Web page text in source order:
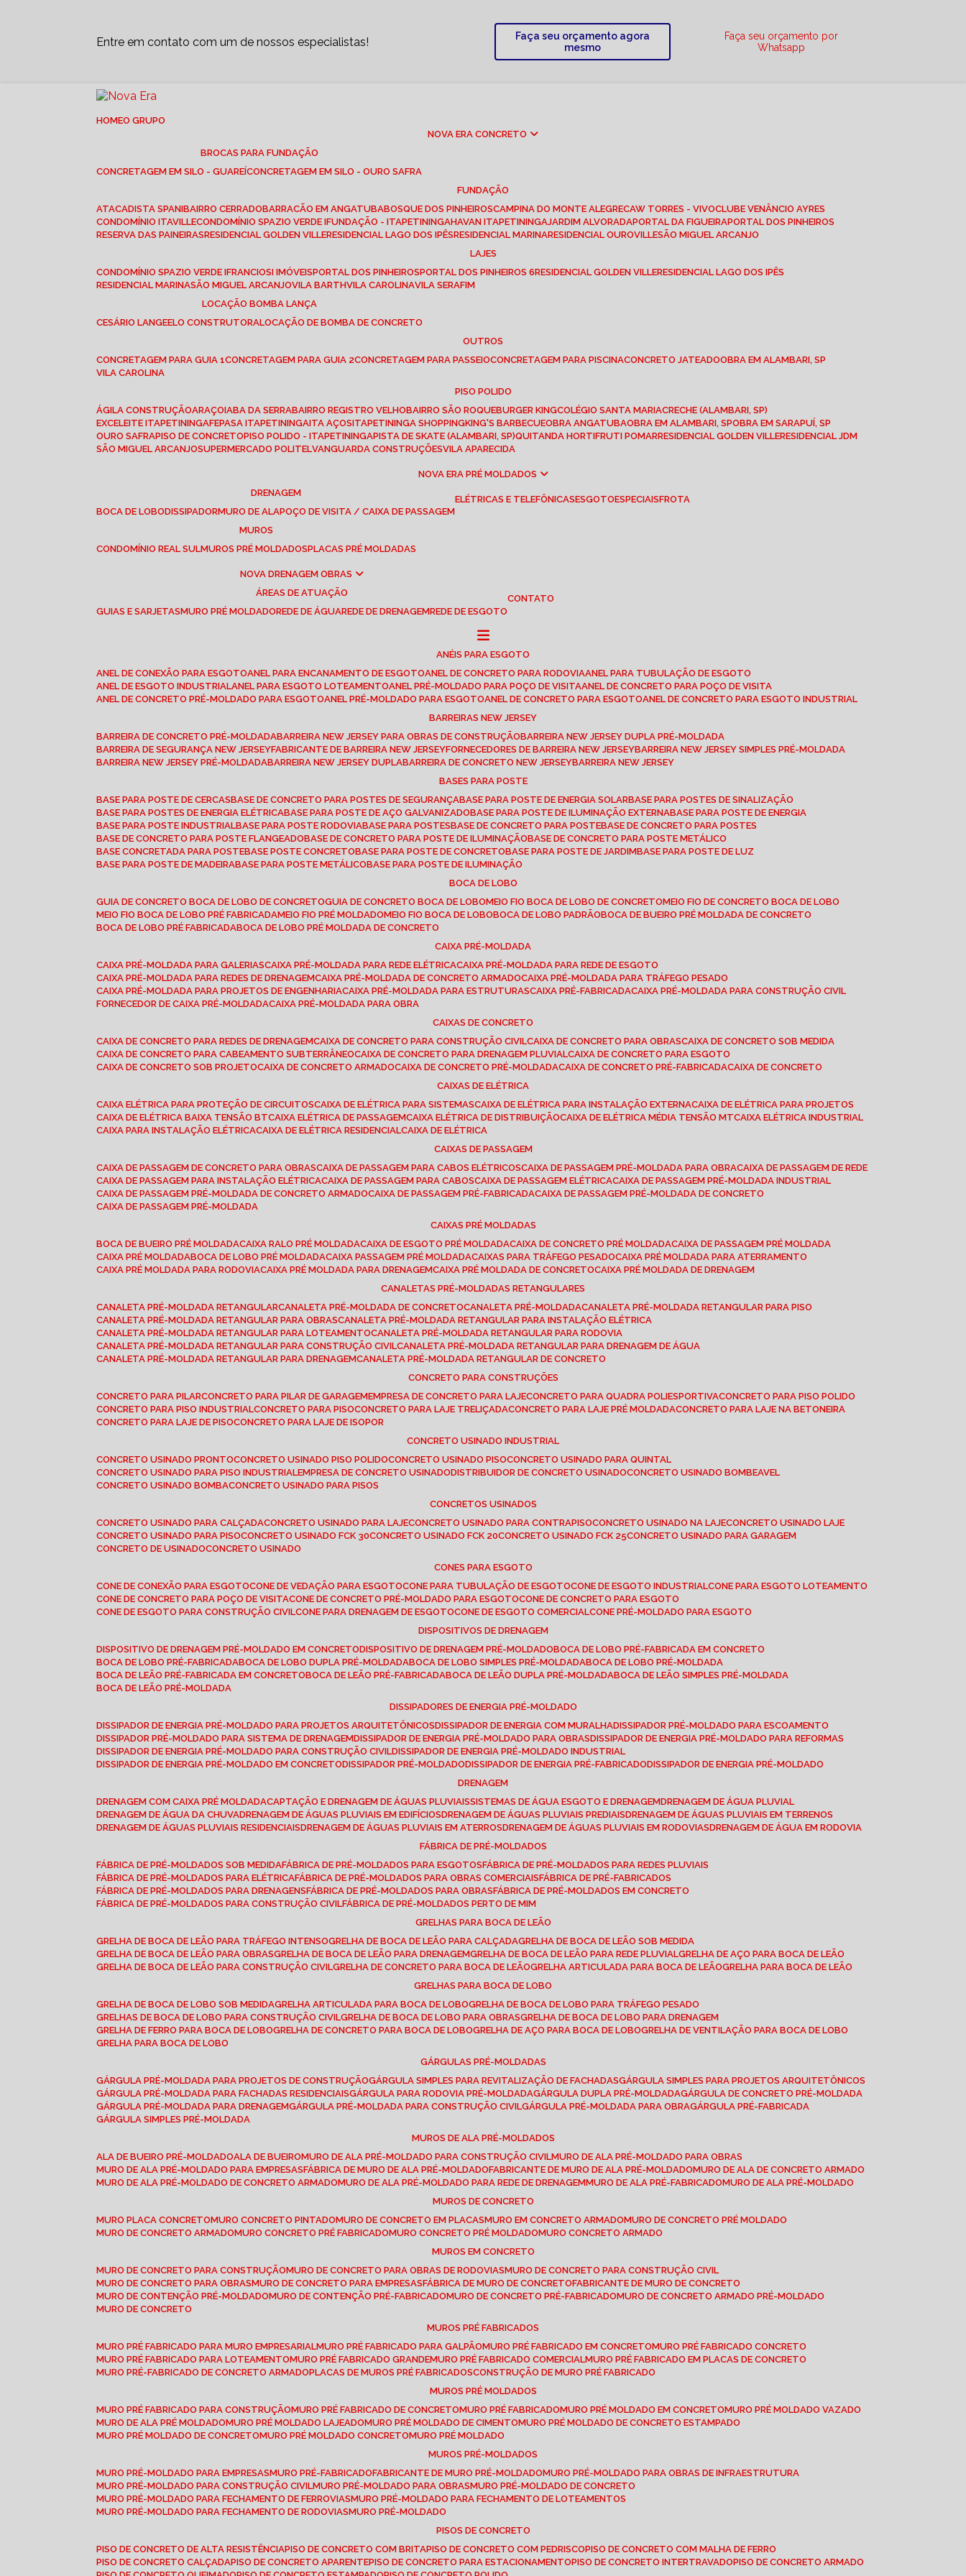
Entre em contato com um de nossos especialistas!
Faça seu orçamento agora
mesmo
Faça seu orçamento por
Whatsapp
HOME
O GRUPO
NOVA ERA CONCRETO
BROCAS PARA FUNDAÇÃO
CONCRETAGEM EM SILO - GUAREÍ CONCRETAGEM EM SILO - OURO SAFRA
FUNDAÇÃO
ATACADISTA SPANI BAIRRO CERRADO BARRACÃO EM ANGATUBA BOSQUE DOS PINHEIROS CAMPINA DO MONTE ALEGRE CAW TORRES - VIVO CLUBE VENÂNCIO AYRES
CONDOMÍNIO ITAVILLE CONDOMÍNIO SPAZIO VERDE I FUNDAÇÃO - ITAPETININGA HAVAN ITAPETININGA JARDIM ALVORADA PORTAL DA FIGUEIRA PORTAL DOS PINHEIROS
RESERVA DAS PAINEIRAS RESIDENCIAL GOLDEN VILLE RESIDENCIAL LAGO DOS IPÊS RESIDENCIAL MARINA RESIDENCIAL OUROVILLE SÃO MIGUEL ARCANJO
LAJES
CONDOMÍNIO SPAZIO VERDE I FRANCIOSI IMÓVEIS PORTAL DOS PINHEIROS PORTAL DOS PINHEIROS 6 RESIDENCIAL GOLDEN VILLE RESIDENCIAL LAGO DOS IPÊS
RESIDENCIAL MARINA SÃO MIGUEL ARCANJO VILA BARTH VILA CAROLINA VILA SERAFIM
LOCAÇÃO BOMBA LANÇA
CESÁRIO LANGE ELO CONSTRUTORA LOCAÇÃO DE BOMBA DE CONCRETO
OUTROS
CONCRETAGEM PARA GUIA 1 CONCRETAGEM PARA GUIA 2 CONCRETAGEM PARA PASSEIO CONCRETAGEM PARA PISCINA CONCRETO JATEADO
OBRA EM ALAMBARI, SP
VILA CAROLINA
PISO POLIDO
ÁGILA CONSTRUÇÃO ARAÇOIABA DA SERRA BAIRRO REGISTRO VELHO BAIRRO SÃO ROQUE BURGER KING COLÉGIO SANTA MARIA CRECHE (ALAMBARI, SP)
EXCELEITE ITAPETININGA FEPASA ITAPETININGA ITA AÇOS ITAPETININGA SHOPPING KING'S BARBECUE OBRA ANGATUBA OBRA EM ALAMBARI, SP
OBRA EM SARAPUÍ, SP
OURO SAFRA PISO DE CONCRETO PISO POLIDO - ITAPETININGA PISTA DE SKATE (ALAMBARI, SP) QUITANDA HORTIFRUTI POMAR RESIDENCIAL GOLDEN VILLE RESIDENCIAL JDM
SÃO MIGUEL ARCANJO SUPERMERCADO POLITEL VANGUARDA CONSTRUÇÕES VILA APARECIDA
NOVA ERA PRÉ MOLDADOS
DRENAGEM
BOCA DE LOBO DISSIPADOR MURO DE ALA POÇO DE VISITA / CAIXA DE PASSAGEM
ELÉTRICAS E TELEFÔNICAS ESGOTO ESPECIAIS FROTA
MUROS
CONDOMÍNIO REAL SUL
MUROS PRÉ MOLDADOS PLACAS PRÉ MOLDADAS
NOVA DRENAGEM OBRAS
ÁREAS DE ATUAÇÃO
GUIAS E SARJETAS
MURO PRÉ MOLDADO REDE DE ÁGUA REDE DE DRENAGEM REDE DE ESGOTO
CONTATO
ANÉIS PARA ESGOTO
ANEL DE CONEXÃO PARA ESGOTO ANEL PARA ENCANAMENTO DE ESGOTO ANEL DE CONCRETO PARA RODOVIA ANEL PARA TUBULAÇÃO DE ESGOTO
ANEL DE ESGOTO INDUSTRIAL ANEL PARA ESGOTO LOTEAMENTO ANEL PRÉ-MOLDADO PARA POÇO DE VISITA ANEL DE CONCRETO PARA POÇO DE VISITA
ANEL DE CONCRETO PRÉ-MOLDADO PARA ESGOTO ANEL PRÉ-MOLDADO PARA ESGOTO ANEL DE CONCRETO PARA ESGOTO ANEL DE CONCRETO PARA ESGOTO INDUSTRIAL
BARREIRAS NEW JERSEY
BARREIRA DE CONCRETO PRÉ-MOLDADA BARREIRA NEW JERSEY PARA OBRAS DE CONSTRUÇÃO BARREIRA NEW JERSEY DUPLA PRÉ-MOLDADA
BARREIRA DE SEGURANÇA NEW JERSEY FABRICANTE DE BARREIRA NEW JERSEY FORNECEDORES DE BARREIRA NEW JERSEY BARREIRA NEW JERSEY SIMPLES PRÉ-MOLDADA
BARREIRA NEW JERSEY PRÉ-MOLDADA BARREIRA NEW JERSEY DUPLA BARREIRA DE CONCRETO NEW JERSEY BARREIRA NEW JERSEY
BASES PARA POSTE
BASE PARA POSTE DE CERCAS BASE DE CONCRETO PARA POSTES DE SEGURANÇA BASE PARA POSTE DE ENERGIA SOLAR BASE PARA POSTES DE SINALIZAÇÃO
BASE PARA POSTES DE ENERGIA ELÉTRICA BASE PARA POSTE DE AÇO GALVANIZADO BASE PARA POSTE DE ILUMINAÇÃO EXTERNA BASE PARA POSTE DE ENERGIA
BASE PARA POSTE INDUSTRIAL BASE PARA POSTE RODOVIA BASE PARA POSTES BASE DE CONCRETO PARA POSTE BASE DE CONCRETO PARA POSTES
BASE DE CONCRETO PARA POSTE FLANGEADO BASE DE CONCRETO PARA POSTE DE ILUMINAÇÃO BASE DE CONCRETO PARA POSTE METÁLICO
BASE CONCRETADA PARA POSTE BASE POSTE CONCRETO BASE PARA POSTE DE CONCRETO BASE PARA POSTE DE JARDIM BASE PARA POSTE DE LUZ
BASE PARA POSTE DE MADEIRA BASE PARA POSTE METÁLICO BASE PARA POSTE DE ILUMINAÇÃO
BOCA DE LOBO
GUIA DE CONCRETO BOCA DE LOBO DE CONCRETO
GUIA DE CONCRETO BOCA DE LOBO MEIO FIO BOCA DE LOBO DE CONCRETO
MEIO FIO DE CONCRETO BOCA DE LOBO
MEIO FIO BOCA DE LOBO PRÉ FABRICADA
MEIO FIO PRÉ MOLDADO MEIO FIO BOCA DE LOBO BOCA DE LOBO PADRÃO BOCA DE BUEIRO PRÉ MOLDADA DE CONCRETO
BOCA DE LOBO PRÉ FABRICADA BOCA DE LOBO PRÉ MOLDADA DE CONCRETO
CAIXA PRÉ-MOLDADA
CAIXA PRÉ-MOLDADA PARA GALERIAS CAIXA PRÉ-MOLDADA PARA REDE ELÉTRICA CAIXA PRÉ-MOLDADA PARA REDE DE ESGOTO
CAIXA PRÉ-MOLDADA PARA REDES DE DRENAGEM CAIXA PRÉ-MOLDADA DE CONCRETO ARMADO CAIXA PRÉ-MOLDADA PARA TRÁFEGO PESADO
CAIXA PRÉ-MOLDADA PARA PROJETOS DE ENGENHARIA CAIXA PRÉ-MOLDADA PARA ESTRUTURAS CAIXA PRÉ-FABRICADA CAIXA PRÉ-MOLDADA PARA CONSTRUÇÃO CIVIL
FORNECEDOR DE CAIXA PRÉ-MOLDADA CAIXA PRÉ-MOLDADA PARA OBRA
CAIXAS DE CONCRETO
CAIXA DE CONCRETO PARA REDES DE DRENAGEM CAIXA DE CONCRETO PARA CONSTRUÇÃO CIVIL CAIXA DE CONCRETO PARA OBRAS CAIXA DE CONCRETO SOB MEDIDA
CAIXA DE CONCRETO PARA CABEAMENTO SUBTERRÂNEO CAIXA DE CONCRETO PARA DRENAGEM PLUVIAL CAIXA DE CONCRETO PARA ESGOTO
CAIXA DE CONCRETO SOB PROJETO CAIXA DE CONCRETO ARMADO CAIXA DE CONCRETO PRÉ-MOLDADA CAIXA DE CONCRETO PRÉ-FABRICADA CAIXA DE CONCRETO
CAIXAS DE ELÉTRICA
CAIXA ELÉTRICA PARA PROTEÇÃO DE CIRCUITOS CAIXA DE ELÉTRICA PARA SISTEMAS CAIXA DE ELÉTRICA PARA INSTALAÇÃO EXTERNA CAIXA DE ELÉTRICA PARA PROJETOS
CAIXA DE ELÉTRICA BAIXA TENSÃO BT CAIXA ELÉTRICA DE PASSAGEM CAIXA ELÉTRICA DE DISTRIBUIÇÃO CAIXA DE ELÉTRICA MÉDIA TENSÃO MT CAIXA ELÉTRICA INDUSTRIAL
CAIXA PARA INSTALAÇÃO ELÉTRICA CAIXA DE ELÉTRICA RESIDENCIAL CAIXA DE ELÉTRICA
CAIXAS DE PASSAGEM
CAIXA DE PASSAGEM DE CONCRETO PARA OBRAS CAIXA DE PASSAGEM PARA CABOS ELÉTRICOS CAIXA DE PASSAGEM PRÉ-MOLDADA PARA OBRA CAIXA DE PASSAGEM DE REDE
CAIXA DE PASSAGEM PARA INSTALAÇÃO ELÉTRICA CAIXA DE PASSAGEM PARA CABOS CAIXA DE PASSAGEM ELÉTRICA CAIXA DE PASSAGEM PRÉ-MOLDADA INDUSTRIAL
CAIXA DE PASSAGEM PRÉ-MOLDADA DE CONCRETO ARMADO CAIXA DE PASSAGEM PRÉ-FABRICADA CAIXA DE PASSAGEM PRÉ-MOLDADA DE CONCRETO
CAIXA DE PASSAGEM PRÉ-MOLDADA
CAIXAS PRÉ MOLDADAS
BOCA DE BUEIRO PRÉ MOLDADA CAIXA RALO PRÉ MOLDADA CAIXA DE ESGOTO PRÉ MOLDADA CAIXA DE CONCRETO PRÉ MOLDADA CAIXA DE PASSAGEM PRÉ MOLDADA
CAIXA PRÉ MOLDADA BOCA DE LOBO PRÉ MOLDADA CAIXA PASSAGEM PRÉ MOLDADA CAIXAS PARA TRÁFEGO PESADO CAIXA PRÉ MOLDADA PARA ATERRAMENTO
CAIXA PRÉ MOLDADA PARA RODOVIA CAIXA PRÉ MOLDADA PARA DRENAGEM CAIXA PRÉ MOLDADA DE CONCRETO CAIXA PRÉ MOLDADA DE DRENAGEM
CANALETAS PRÉ-MOLDADAS RETANGULARES
CANALETA PRÉ-MOLDADA RETANGULAR CANALETA PRÉ-MOLDADA DE CONCRETO CANALETA PRÉ-MOLDADA CANALETA PRÉ-MOLDADA RETANGULAR PARA PISO
CANALETA PRÉ-MOLDADA RETANGULAR PARA OBRAS CANALETA PRÉ-MOLDADA RETANGULAR PARA INSTALAÇÃO ELÉTRICA
CANALETA PRÉ-MOLDADA RETANGULAR PARA LOTEAMENTO CANALETA PRÉ-MOLDADA RETANGULAR PARA RODOVIA
CANALETA PRÉ-MOLDADA RETANGULAR PARA CONSTRUÇÃO CIVIL CANALETA PRÉ-MOLDADA RETANGULAR PARA DRENAGEM DE ÁGUA
CANALETA PRÉ-MOLDADA RETANGULAR PARA DRENAGEM CANALETA PRÉ-MOLDADA RETANGULAR DE CONCRETO
CONCRETO PARA CONSTRUÇÕES
CONCRETO PARA PILAR CONCRETO PARA PILAR DE GARAGEM EMPRESA DE CONCRETO PARA LAJE CONCRETO PARA QUADRA POLIESPORTIVA CONCRETO PARA PISO POLIDO
CONCRETO PARA PISO INDUSTRIAL CONCRETO PARA PISO CONCRETO PARA LAJE TRELIÇADA CONCRETO PARA LAJE PRÉ MOLDADA CONCRETO PARA LAJE NA BETONEIRA
CONCRETO PARA LAJE DE PISO CONCRETO PARA LAJE DE ISOPOR
CONCRETO USINADO INDUSTRIAL
CONCRETO USINADO PRONTO CONCRETO USINADO PISO POLIDO CONCRETO USINADO PISO CONCRETO USINADO PARA QUINTAL
CONCRETO USINADO PARA PISO INDUSTRIAL EMPRESA DE CONCRETO USINADO DISTRIBUIDOR DE CONCRETO USINADO CONCRETO USINADO BOMBEAVEL
CONCRETO USINADO BOMBA CONCRETO USINADO PARA PISOS
CONCRETOS USINADOS
CONCRETO USINADO PARA CALÇADA CONCRETO USINADO PARA LAJE CONCRETO USINADO PARA CONTRAPISO CONCRETO USINADO NA LAJE CONCRETO USINADO LAJE
CONCRETO USINADO PARA PISO CONCRETO USINADO FCK 30 CONCRETO USINADO FCK 20 CONCRETO USINADO FCK 25 CONCRETO USINADO PARA GARAGEM
CONCRETO DE USINADO CONCRETO USINADO
CONES PARA ESGOTO
CONE DE CONEXÃO PARA ESGOTO CONE DE VEDAÇÃO PARA ESGOTO CONE PARA TUBULAÇÃO DE ESGOTO CONE DE ESGOTO INDUSTRIAL CONE PARA ESGOTO LOTEAMENTO
CONE DE CONCRETO PARA POÇO DE VISITA CONE DE CONCRETO PRÉ-MOLDADO PARA ESGOTO CONE DE CONCRETO PARA ESGOTO
CONE DE ESGOTO PARA CONSTRUÇÃO CIVIL CONE PARA DRENAGEM DE ESGOTO CONE DE ESGOTO COMERCIAL CONE PRÉ-MOLDADO PARA ESGOTO
DISPOSITIVOS DE DRENAGEM
DISPOSITIVO DE DRENAGEM PRÉ-MOLDADO EM CONCRETO DISPOSITIVO DE DRENAGEM PRÉ-MOLDADO BOCA DE LOBO PRÉ-FABRICADA EM CONCRETO
BOCA DE LOBO PRÉ-FABRICADA BOCA DE LOBO DUPLA PRÉ-MOLDADA BOCA DE LOBO SIMPLES PRÉ-MOLDADA BOCA DE LOBO PRÉ-MOLDADA
BOCA DE LEÃO PRÉ-FABRICADA EM CONCRETO BOCA DE LEÃO PRÉ-FABRICADA BOCA DE LEÃO DUPLA PRÉ-MOLDADA BOCA DE LEÃO SIMPLES PRÉ-MOLDADA
BOCA DE LEÃO PRÉ-MOLDADA
DISSIPADORES DE ENERGIA PRÉ-MOLDADO
DISSIPADOR DE ENERGIA PRÉ-MOLDADO PARA PROJETOS ARQUITETÔNICOS DISSIPADOR DE ENERGIA COM MURALHA DISSIPADOR PRÉ-MOLDADO PARA ESCOAMENTO
DISSIPADOR PRÉ-MOLDADO PARA SISTEMA DE DRENAGEM DISSIPADOR DE ENERGIA PRÉ-MOLDADO PARA OBRAS DISSIPADOR DE ENERGIA PRÉ-MOLDADO PARA REFORMAS
DISSIPADOR DE ENERGIA PRÉ-MOLDADO PARA CONSTRUÇÃO CIVIL DISSIPADOR DE ENERGIA PRÉ-MOLDADO INDUSTRIAL
DISSIPADOR DE ENERGIA PRÉ-MOLDADO EM CONCRETO DISSIPADOR PRÉ-MOLDADO DISSIPADOR DE ENERGIA PRÉ-FABRICADO DISSIPADOR DE ENERGIA PRÉ-MOLDADO
DRENAGEM
DRENAGEM COM CAIXA PRÉ MOLDADA CAPTAÇÃO E DRENAGEM DE ÁGUAS PLUVIAIS SISTEMAS DE ÁGUA ESGOTO E DRENAGEM DRENAGEM DE ÁGUA PLUVIAL
DRENAGEM DE ÁGUA DA CHUVA DRENAGEM DE ÁGUAS PLUVIAIS EM EDIFÍCIOS DRENAGEM DE ÁGUAS PLUVIAIS PREDIAIS DRENAGEM DE ÁGUAS PLUVIAIS EM TERRENOS
DRENAGEM DE ÁGUAS PLUVIAIS RESIDENCIAIS DRENAGEM DE ÁGUAS PLUVIAIS EM ATERROS DRENAGEM DE ÁGUAS PLUVIAIS EM RODOVIAS DRENAGEM DE ÁGUA EM RODOVIA
FÁBRICA DE PRÉ-MOLDADOS
FÁBRICA DE PRÉ-MOLDADOS SOB MEDIDA FÁBRICA DE PRÉ-MOLDADOS PARA ESGOTOS FÁBRICA DE PRÉ-MOLDADOS PARA REDES PLUVIAIS
FÁBRICA DE PRÉ-MOLDADOS PARA ELÉTRICA FÁBRICA DE PRÉ-MOLDADOS PARA OBRAS COMERCIAIS FÁBRICA DE PRÉ-FABRICADOS
FÁBRICA DE PRÉ-MOLDADOS PARA DRENAGENS FÁBRICA DE PRÉ-MOLDADOS PARA OBRAS FÁBRICA DE PRÉ-MOLDADOS EM CONCRETO
FÁBRICA DE PRÉ-MOLDADOS PARA CONSTRUÇÃO CIVIL FÁBRICA DE PRÉ-MOLDADOS PERTO DE MIM
GRELHAS PARA BOCA DE LEÃO
GRELHA DE BOCA DE LEÃO PARA TRÁFEGO INTENSO
GRELHA DE BOCA DE LEÃO PARA CALÇADA
GRELHA DE BOCA DE LEÃO SOB MEDIDA
GRELHA DE BOCA DE LEÃO PARA OBRAS
GRELHA DE BOCA DE LEÃO PARA DRENAGEM GRELHA DE BOCA DE LEÃO PARA REDE PLUVIAL
GRELHA DE AÇO PARA BOCA DE LEÃO
GRELHA DE BOCA DE LEÃO PARA CONSTRUÇÃO CIVIL
GRELHA DE CONCRETO PARA BOCA DE LEÃO GRELHA ARTICULADA PARA BOCA DE LEÃO
GRELHA PARA BOCA DE LEÃO
GRELHAS PARA BOCA DE LOBO
GRELHA DE BOCA DE LOBO SOB MEDIDA
GRELHA ARTICULADA PARA BOCA DE LOBO
GRELHA DE BOCA DE LOBO PARA TRÁFEGO PESADO
GRELHAS DE BOCA DE LOBO PARA CONSTRUÇÃO CIVIL
GRELHA DE BOCA DE LOBO PARA OBRAS
GRELHA DE BOCA DE LOBO PARA DRENAGEM
GRELHA DE FERRO PARA BOCA DE LOBO
GRELHA DE CONCRETO PARA BOCA DE LOBO GRELHA DE AÇO PARA BOCA DE LOBO
GRELHA DE VENTILAÇÃO PARA BOCA DE LOBO
GRELHA PARA BOCA DE LOBO
GÁRGULAS PRÉ-MOLDADAS
GÁRGULA PRÉ-MOLDADA PARA PROJETOS DE CONSTRUÇÃO
GÁRGULA SIMPLES PARA REVITALIZAÇÃO DE FACHADAS
GÁRGULA SIMPLES PARA PROJETOS ARQUITETÔNICOS
GÁRGULA PRÉ-MOLDADA PARA FACHADAS RESIDENCIAIS
GÁRGULA PARA RODOVIA PRÉ-MOLDADA GÁRGULA DUPLA PRÉ-MOLDADA
GÁRGULA DE CONCRETO PRÉ-MOLDADA
GÁRGULA PRÉ-MOLDADA PARA DRENAGEM
GÁRGULA PRÉ-MOLDADA PARA CONSTRUÇÃO CIVIL GÁRGULA PRÉ-MOLDADA PARA OBRA
GÁRGULA PRÉ-FABRICADA
GÁRGULA SIMPLES PRÉ-MOLDADA
MUROS DE ALA PRÉ-MOLDADOS
ALA DE BUEIRO PRÉ-MOLDADO ALA DE BUEIRO MURO DE ALA PRÉ-MOLDADO PARA CONSTRUÇÃO CIVIL
MURO DE ALA PRÉ-MOLDADO PARA OBRAS
MURO DE ALA PRÉ-MOLDADO PARA EMPRESAS FÁBRICA DE MURO DE ALA PRÉ-MOLDADO FABRICANTE DE MURO DE ALA PRÉ-MOLDADO
MURO DE ALA DE CONCRETO ARMADO
MURO DE ALA PRÉ-MOLDADO DE CONCRETO ARMADO
MURO DE ALA PRÉ-MOLDADO PARA REDE DE DRENAGEM MURO DE ALA PRÉ-FABRICADO
MURO DE ALA PRÉ-MOLDADO
MUROS DE CONCRETO
MURO PLACA CONCRETO
MURO CONCRETO PINTADO MURO DE CONCRETO EM PLACAS MURO EM CONCRETO ARMADO
MURO DE CONCRETO PRÉ MOLDADO
MURO DE CONCRETO ARMADO
MURO CONCRETO PRÉ FABRICADO MURO CONCRETO PRÉ MOLDADO
MURO CONCRETO ARMADO
MUROS EM CONCRETO
MURO DE CONCRETO PARA CONSTRUÇÃO
MURO DE CONCRETO PARA OBRAS DE RODOVIAS
MURO DE CONCRETO PARA CONSTRUÇÃO CIVIL
MURO DE CONCRETO PARA OBRAS
MURO DE CONCRETO PARA EMPRESAS FÁBRICA DE MURO DE CONCRETO FABRICANTE DE MURO DE CONCRETO
MURO DE CONTENÇÃO PRÉ-MOLDADO
MURO DE CONTENÇÃO PRÉ-FABRICADO MURO DE CONCRETO PRÉ-FABRICADO
MURO DE CONCRETO ARMADO PRÉ-MOLDADO
MURO DE CONCRETO
MUROS PRÉ FABRICADOS
MURO PRÉ FABRICADO PARA MURO EMPRESARIAL
MURO PRÉ FABRICADO PARA GALPÃO MURO PRÉ FABRICADO EM CONCRETO
MURO PRÉ FABRICADO CONCRETO
MURO PRÉ FABRICADO PARA LOTEAMENTO
MURO PRÉ FABRICADO GRANDE MURO PRÉ FABRICADO COMERCIAL
MURO PRÉ FABRICADO EM PLACAS DE CONCRETO
MURO PRÉ-FABRICADO DE CONCRETO ARMADO PLACAS DE MUROS PRÉ FABRICADOS CONSTRUÇÃO DE MURO PRÉ FABRICADO
MUROS PRÉ MOLDADOS
MURO PRÉ FABRICADO PARA CONSTRUÇÃO
MURO PRÉ FABRICADO DE CONCRETO MURO PRÉ FABRICADO MURO PRÉ MOLDADO EM CONCRETO
MURO PRÉ MOLDADO VAZADO
MURO DE ALA PRÉ MOLDADO
MURO PRÉ MOLDADO LAJEADO MURO PRÉ MOLDADO DE CIMENTO
MURO PRÉ MOLDADO DE CONCRETO ESTAMPADO
MURO PRÉ MOLDADO DE CONCRETO
MURO PRÉ MOLDADO CONCRETO
MURO PRÉ MOLDADO
MUROS PRÉ-MOLDADOS
MURO PRÉ-MOLDADO PARA EMPRESAS
MURO PRÉ-FABRICADO FABRICANTE DE MURO PRÉ-MOLDADO
MURO PRÉ-MOLDADO PARA OBRAS DE INFRAESTRUTURA
MURO PRÉ-MOLDADO PARA CONSTRUÇÃO CIVIL
MURO PRÉ-MOLDADO PARA OBRAS
MURO PRÉ-MOLDADO DE CONCRETO
MURO PRÉ-MOLDADO PARA FECHAMENTO DE FERROVIAS
MURO PRÉ-MOLDADO PARA FECHAMENTO DE LOTEAMENTOS
MURO PRÉ-MOLDADO PARA FECHAMENTO DE RODOVIAS
MURO PRÉ-MOLDADO
PISOS DE CONCRETO
PISO DE CONCRETO DE ALTA RESISTÊNCIA PISO DE CONCRETO COM BRITA PISO DE CONCRETO COM PEDRISCO PISO DE CONCRETO COM MALHA DE FERRO
PISO DE CONCRETO CALÇADA PISO DE CONCRETO APARENTE PISO DE CONCRETO PARA ESTACIONAMENTO PISO DE CONCRETO INTERTRAVADO PISO DE CONCRETO ARMADO